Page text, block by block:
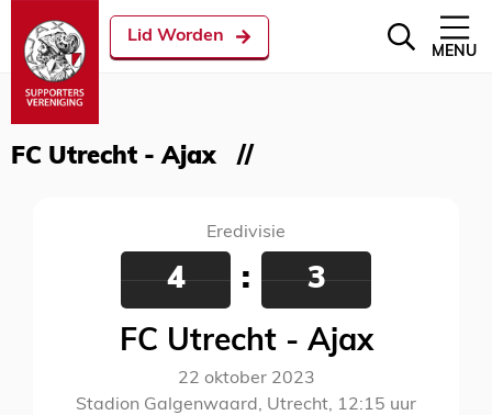
Lid Worden
MENU
FC Utrecht - Ajax
Eredivisie
4 : 3
FC Utrecht - Ajax
22 oktober 2023
Stadion Galgenwaard, Utrecht, 12:15 uur